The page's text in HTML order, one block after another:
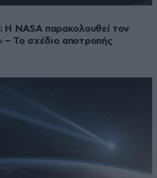
Η NASA παρακολουθεί τον
– Το σχέδιο αποτροπής